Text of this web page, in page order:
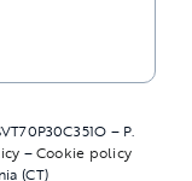
– P.
–Cookie policy
(CT)